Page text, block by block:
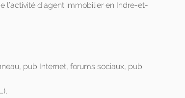
l’activité d’agent immobilier en Indre-et-
pub Internet, forums sociaux, pub